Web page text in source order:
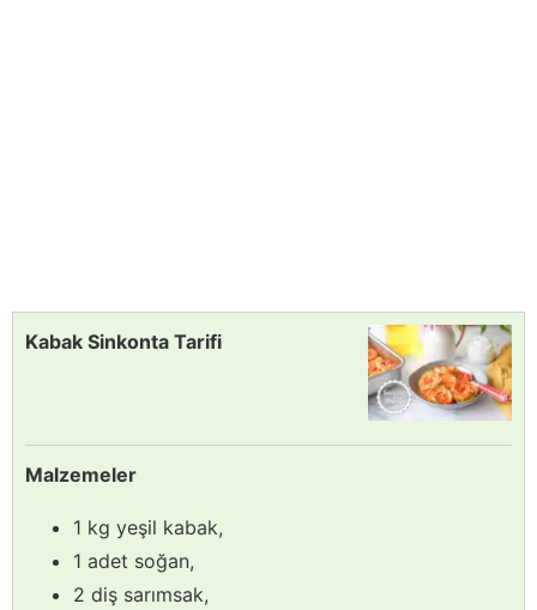
Kabak Sinkonta Tarifi
Malzemeler
1 kg yeşil kabak,
1 adet soğan,
2 diş sarımsak,